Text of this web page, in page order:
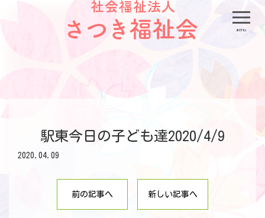
menu
駅東今日の子ども達2020/4/9
2020.04.09
前の記事へ 新しい記事へ